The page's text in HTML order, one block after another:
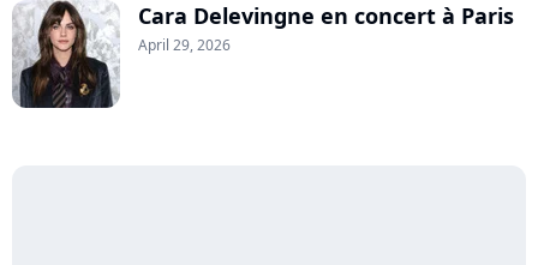
Cara Delevingne en concert à Paris
April 29, 2026